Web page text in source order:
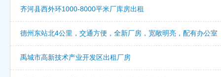
齐河县西外环1000-8000平米厂库房出租
德州东站北4公里，交通方便，全新厂房，宽敞明亮，配有办公室
禹城市高新技术产业开发区出租厂房